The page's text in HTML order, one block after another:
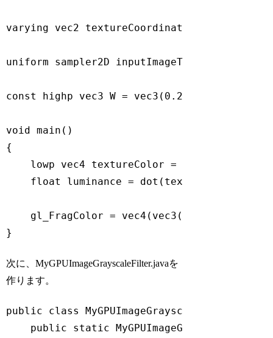
varying vec2 textureCoordinate;
uniform sampler2D inputImageTexture;
const highp vec3 W = vec3( 0.2125
void main()
{
lowp vec4 textureColor =
float luminance = dot(textureColor.rgb,
gl_FragColor = vec4(vec3(luminance),
次に、MyGPUImageGrayscaleFilter.javaを
作ります。
public class MyGPUImageGrayscaleFilter
    public
static